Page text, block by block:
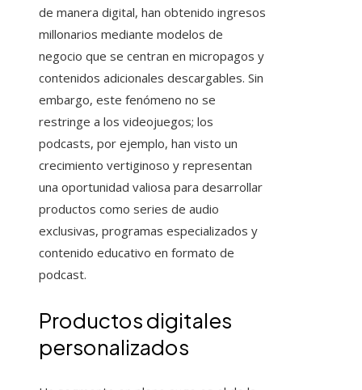
de manera digital, han obtenido ingresos
millonarios mediante modelos de
negocio que se centran en micropagos y
contenidos adicionales descargables. Sin
embargo, este fenómeno no se
restringe a los videojuegos; los
podcasts, por ejemplo, han visto un
crecimiento vertiginoso y representan
una oportunidad valiosa para desarrollar
productos como series de audio
exclusivas, programas especializados y
contenido educativo en formato de
podcast.
Productos digitales
personalizados